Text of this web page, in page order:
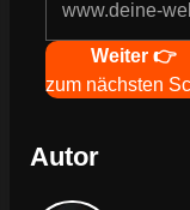
NavigationWeiter 👉
zum nächsten
Autor